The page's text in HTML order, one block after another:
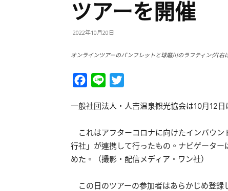
ツアーを開催
2022年10月20日
オンラインツアーのパンフレットと球磨川のラフティング(右
Facebook
Line
一般社団法人・人吉温泉観光協会は10月12
これはアフターコロナに向けたインバウン
行社」が連携して行ったもの。ナビゲータ
めた。（撮影・配信メディア・ワン社）
この日のツアーの参加者はあらかじめ登